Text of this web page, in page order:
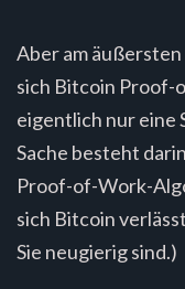
Aber am
sich Bitcoin Proof-
eigentlich nur eine
Sache besteht
Proof-of-Work-
sich Bitcoin
Sie neugierig sind.)